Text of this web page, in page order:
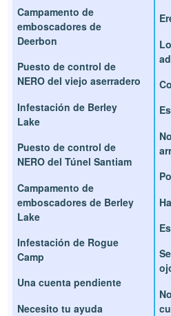
Campamento de
emboscadores de
Deerbon
Puesto de control de
NERO del viejo aserradero
Infestación de Berley
Lake
Puesto de control de
NERO del Túnel Santiam
Campamento de
emboscadores de Berley
Lake
Infestación de Rogue
Camp
Una cuenta pendiente
Necesito tu ayuda